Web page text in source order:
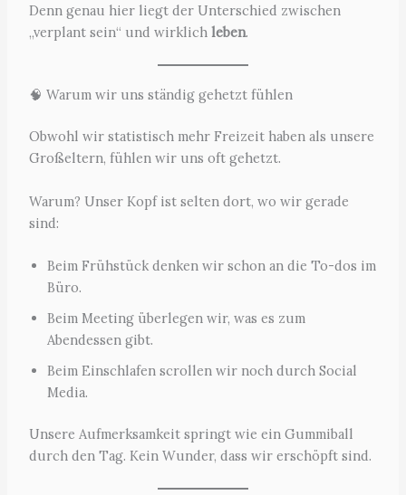
Denn genau hier liegt der Unterschied zwischen
„verplant sein“ und wirklich leben.
🧠 Warum wir uns ständig gehetzt fühlen
Obwohl wir statistisch mehr Freizeit haben als unsere
Großeltern, fühlen wir uns oft gehetzt.
Warum? Unser Kopf ist selten dort, wo wir gerade
sind:
Beim Frühstück denken wir schon an die To-dos im
Büro.
Beim Meeting überlegen wir, was es zum
Abendessen gibt.
Beim Einschlafen scrollen wir noch durch Social
Media.
Unsere Aufmerksamkeit springt wie ein Gummiball
durch den Tag. Kein Wunder, dass wir erschöpft sind.